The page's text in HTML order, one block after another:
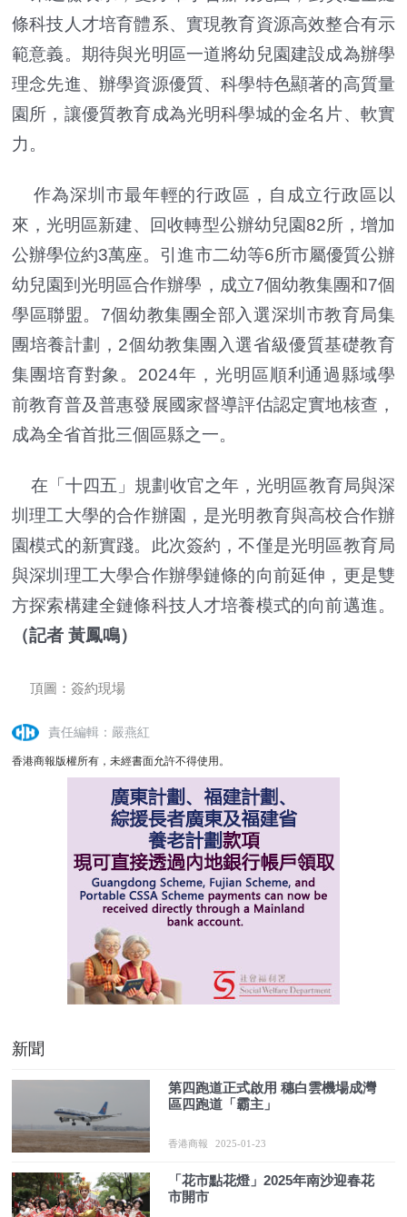
條科技人才培育體系、實現教育資源高效整合有示
範意義。期待與光明區一道將幼兒園建設成為辦學
理念先進、辦學資源優質、科學特色顯著的高質量
園所，讓優質教育成為光明科學城的金名片、軟實
力。
作為深圳市最年輕的行政區，自成立行政區以
來，光明區新建、回收轉型公辦幼兒園82所，增加
公辦學位約3萬座。引進市二幼等6所市屬優質公辦
幼兒園到光明區合作辦學，成立7個幼教集團和7個
學區聯盟。7個幼教集團全部入選深圳市教育局集
團培養計劃，2個幼教集團入選省級優質基礎教育
集團培育對象。2024年，光明區順利通過縣域學
前教育普及普惠發展國家督導評估認定實地核查，
成為全省首批三個區縣之一。
在「十四五」規劃收官之年，光明區教育局與深
圳理工大學的合作辦園，是光明教育與高校合作辦
園模式的新實踐。此次簽約，不僅是光明區教育局
與深圳理工大學合作辦學鏈條的向前延伸，更是雙
方探索構建全鏈條科技人才培養模式的向前邁進。
（記者 黃鳳鳴）
頂圖：簽約現場
責任編輯：嚴燕紅
香港商報版權所有，未經書面允許不得使用。
新聞
第四跑道正式啟用 穗白雲機場成灣
區四跑道「霸主」
香港商報 2025-01-23
「花市點花燈」2025年南沙迎春花
市開市